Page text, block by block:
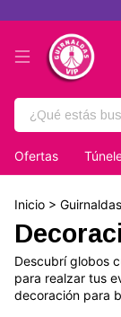
Ofertas
Inicio > Guirnaldas
Descubrí globos
para realzar tus
decoración para